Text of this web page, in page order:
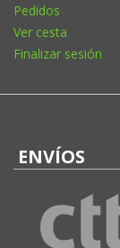
Pedidos
Ver cesta
Finalizar sesión
ENVÍOS